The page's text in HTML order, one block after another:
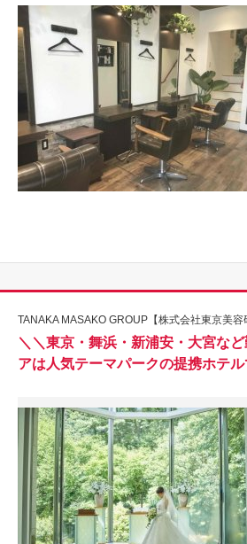
TANAKA MASAKO GROUP【株式会社東京美
＼＼東京・舞浜・新浦安・大宮な
アは人気テーマパークの提携ホテ